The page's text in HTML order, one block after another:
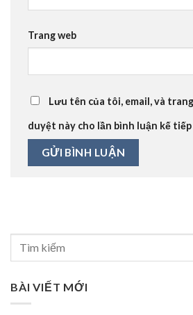
Trang web
Lưu tên của tôi, email, và
duyệt này cho lần bình luận kế
BÀI VIẾT MỚI